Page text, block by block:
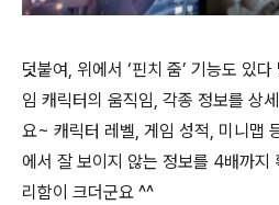
덧붙여, 위에서 ‘핀치 줌’ 기능도 있
임 캐릭터의 움직임, 각종 정보를 상
요~ 캐릭터 레벨, 게임 성적, 미니맵
에서 잘 보이지 않는 정보를 4배까지
리함이 크더군요 ^^